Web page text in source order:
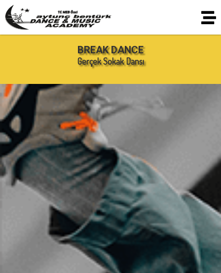
BREAK DANCE
Gerçek Sokak Dansı